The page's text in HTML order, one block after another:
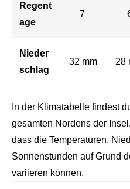
Regent
age
7
Nieder
schlag
32 mm 28
In der Klimatabelle findest
gesamten Nordens der
dass die Temperaturen,
Sonnenstunden auf Grund
variieren können.